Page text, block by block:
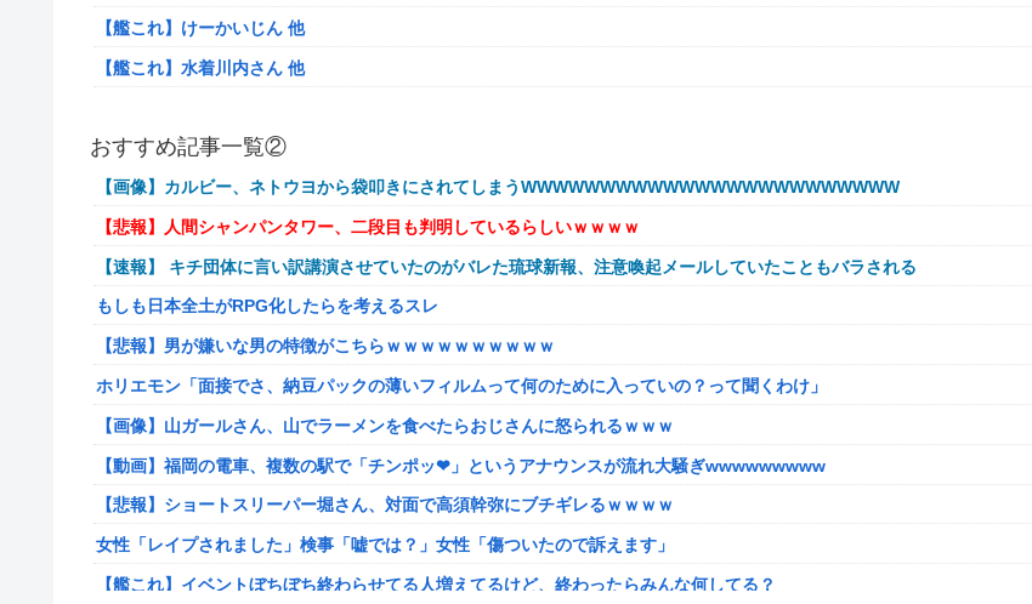
【艦これ】けーかいじん 他
【艦これ】水着川内さん 他
女「43億円注文して………キャンセルっと！」←こいつの目的
【驚愕】マチアプで会った外国人からまさかの『こう』言われたんやがこれワイ詰みか？？？？？？？
【動画】手術中に熊本地震直撃やばすぎる
避難所にベッドがない！と文句たらたらだった左派、実際に避難所にベッドが搬入されてしまった結果……
『ドラクエの面白さのピークははがねのつるぎ買った時』←これ
【韓日共同調査】「日本に良い印象」の韓国人54.3％ 13年以降で最高に 日本人の韓国好感度は35.3％
【スト6】竹内ジョン選手「どう考えても調整の時期がおかしい。大会の真っただ中にコンセプトが変わるほどの調整、大会
が終わった後は微調整。趣旨が一貫してない」
【画像】台湾とフランス、地震発生から6時間以内に設置した「避難所」がこちらｗｗｗｗ
【悲報】息子がみいちゃんのママ、限界を迎える「もう無理。普通の家庭を築きたい。普通の子育てをしたい。」
【悲報】エアコン業者、正論「エアコンスプレーなんて使わない方がいい」ﾄﾞﾝｯ！
【胸糞】Zクソガキ、おばあちゃんをいじめて炎上するｗｗｗｗ
おすすめ記事一覧②
【画像】カルビー、ネトウヨから袋叩きにされてしまうWWWWWWWWWWWWWWWWWWWWWWWW
【悲報】人間シャンパンタワー、二段目も判明しているらしいｗｗｗｗ
【速報】 キチ団体に言い訳講演させていたのがバレた琉球新報、注意喚起メールしていたこともバラされる
もしも日本全土がRPG化したらを考えるスレ
【悲報】男が嫌いな男の特徴がこちらｗｗｗｗｗｗｗｗｗｗ
ホリエモン「面接でさ、納豆パックの薄いフィルムって何のために入っていの？って聞くわけ」
【画像】山ガールさん、山でラーメンを食べたらおじさんに怒られるｗｗｗ
【動画】福岡の電車、複数の駅で「チンポッ❤」というアナウンスが流れ大騒ぎwwwwwwwww
【悲報】ショートスリーパー堀さん、対面で高須幹弥にブチギレるｗｗｗｗ
女性「レイプされました」検事「嘘では？」女性「傷ついたので訴えます」
【艦これ】イベントぼちぼち終わらせてる人増えてるけど、終わったらみんな何してる？